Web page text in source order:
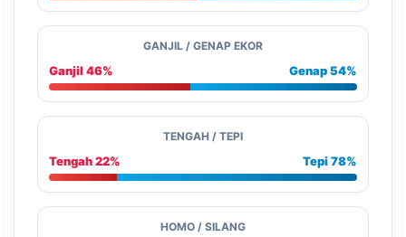
GANJIL / GENAP EKOR
Ganjil 46% Genap 54%
TENGAH / TEPI
Tengah 22% Tepi 78%
HOMO / SILANG